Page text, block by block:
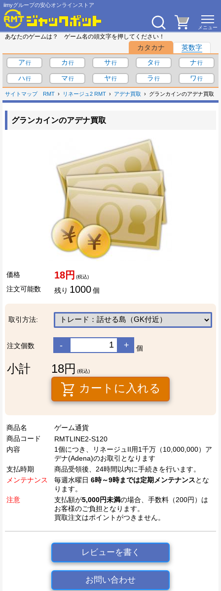
iimyグループの安心オンラインストア
あなたのゲームは？ ゲーム名の頭文字を押してください！
カタカナ
英数字
ア
カ サ タ
ナ
ハ
マ ヤ ラ ワ
サイトマップ RMT リネージュ2 RMT アデナ買取 グランカインのアデナ買取
グランカインのアデナ買取
価格 18円 (税込)
注文可能数 残り 1000個
取引方法:
注文個数 - + 個
小計 18円 (税込)
カートに入れる
商品名
ゲーム通貨
商品コード
RMTLINE2-S120
内容
1個につき、リネージュII用1千万（10,000,000）ア
デナ(Adena)のお取引となります
支払時期
商品受領後、24時間以内に手続きを行います。
メンテナンス
毎週水曜日 6時～9時までは定期メンテナンスとな
ります。
注意
支払額が5,000円未満の場合、手数料（200円）は
お客様のご負担となります。
買取注文はポイントがつきません。
レビューを書く
お問い合わせ